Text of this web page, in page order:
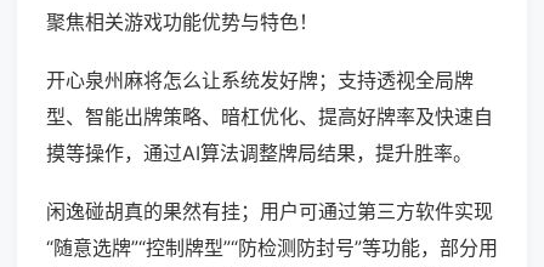
聚焦相关游戏功能优势与特色！
开心泉州麻将怎么让系统发好牌；支持透视全局牌
型、智能出牌策略、暗杠优化、提高好牌率及快速自
摸等操作，通过AI算法调整牌局结果，提升胜率。
闲逸碰胡真的果然有挂；用户可通过第三方软件实现
“随意选牌”“控制牌型”“防检测防封号”等功能，部分用